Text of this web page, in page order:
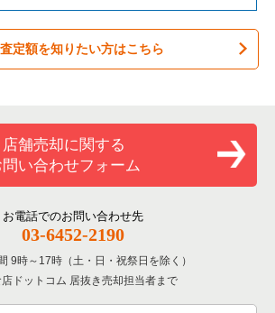
件の案件一覧
バーの居抜き売却物件の案件一覧
物件の案件一覧
物件の案件一覧
店の居抜き売却物件の案件一覧
店の居抜き売却物件の案件一覧
の居抜き売却物件の案件一覧
の居抜き売却物件の案件一覧
トの居抜き売却物件の案件一覧
惣菜・デリの居抜き売却物件の案件一覧
抜き売却物件の案件一覧
イニングバーの居抜き売却物件の案件一覧
の居抜き売却物件の案件一覧
抜き売却物件の案件一覧
き売却物件の案件一覧
ーの居抜き売却物件の案件一覧
料理の居抜き売却物件の案件一覧
の居抜き売却物件の案件一覧
の他の居抜き売却物件の案件一覧
定額を知りたい方はこちら
店舗売却に関する
問い合わせフォーム
お電話でのお問い合わせ先
03-6452-2190
9時～17時（土・日・祝祭日を除く）
ドットコム 居抜き売却担当者まで